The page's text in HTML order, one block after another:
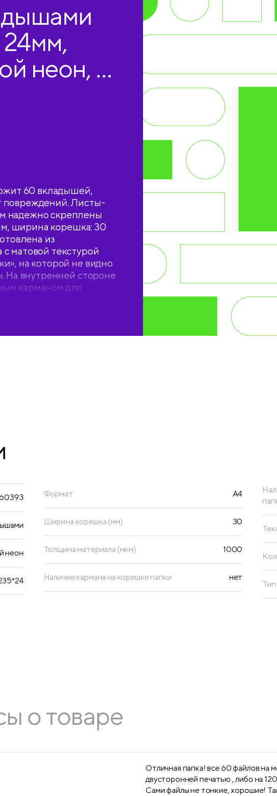
24мм,
неон, с
60 вкладышей,
повреждений. Листы-
надежно скреплены
ширина корешка: 30
из
матовой текстурой
на которой не видно
На внутренней стороне
карманом для
листов. Упакована
неон
Формат А4
Ширина корешка (мм) 30
Толщина материала (мкм) 1000
Наличие кармана на корешке папки нет
о товаре
Отличная папка! все 60 файлов на
двусторонней печатью , либо на
Сами файлы не тонкие, хорошие!